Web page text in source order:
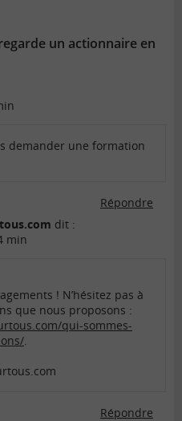
un actionnaire en
demander une formation
Répondre
dit :
min
! N’hésitez pas à
que nous proposons :
qui-sommes-
.
Répondre